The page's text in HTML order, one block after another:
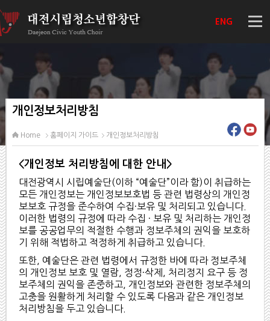
ENG
개인정보처리방침
Home 홈페이지 가이드 개인정보처리방침
<개인정보 처리방침에 대한 안내>
대전광역시 시립예술단(이하 “예술단”이라 함)이 취급하는
모든 개인정보는 개인정보보호법 등 관련 법령상의 개인정
보보호 규정을 준수하여 수집·보유 및 처리되고 있습니다.
이러한 법령의 규정에 따라 수집 · 보유 및 처리하는 개인정
보를 공공업무의 적절한 수행과 정보주체의 권익을 보호하
기 위해 적법하고 적정하게 취급하고 있습니다.
또한, 예술단은 관련 법령에서 규정한 바에 따라 정보주체
의 개인정보 보호 및 열람, 정정·삭제, 처리정지 요구 등 정
보주체의 권익을 존중하고, 개인정보와 관련한 정보주체의
고충을 원활하게 처리할 수 있도록 다음과 같은 개인정보
처리방침을 두고 있습니다.